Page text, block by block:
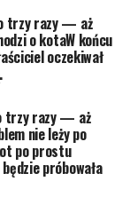
trzy razy — aż
o kotaW końcu
oczekiwał
trzy razy — aż
nie leży po
po prostu
próbowała